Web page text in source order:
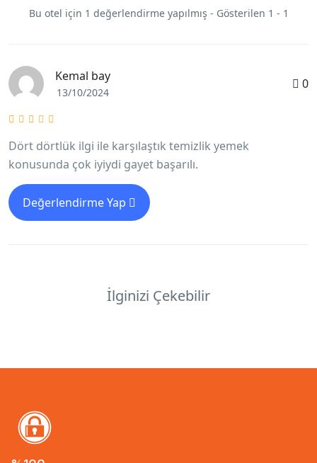
Bu otel için 1 değerlendirme yapılmış - Gösterilen 1 - 1
Kemal bay
13/10/2024
0
Dört dörtlük ilgi ile karşılaştık temizlik yemek
konusunda çok iyiydi gayet başarılı.
Değerlendirme Yap
İlginizi Çekebilir